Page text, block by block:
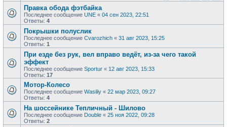
Правка обода фэтбайка
Последнее сообщение UNE « 04 сен 2023, 22:51
Ответы: 4
Покрышки полуслик
Последнее сообщение Сvarozhich « 31 авг 2023, 15:25
Ответы: 1
При езде без рук, вел вправо ведёт, из-за чего такой
эффект
Последнее сообщение Sportur « 12 авг 2023, 15:33
Ответы: 17
Мотор-Колесо
Последнее сообщение Wasiliy « 22 мар 2023, 09:27
Ответы: 4
На шоссейнике Тепличный - Шилово
Последнее сообщение Double « 25 ноя 2022, 09:28
Ответы: 2